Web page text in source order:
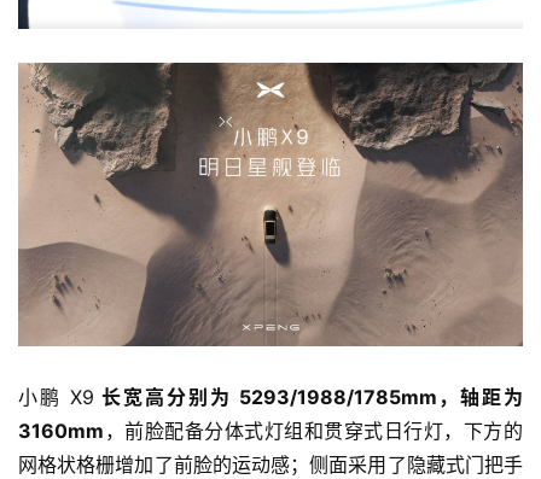
小鹏 X9 长宽高分别为 5293/1988/1785mm，轴距为
3160mm ，前脸配备分体式灯组和贯穿式日行灯，下方的
网格状格栅增加了前脸的运动感；侧面采用了隐藏式门把手